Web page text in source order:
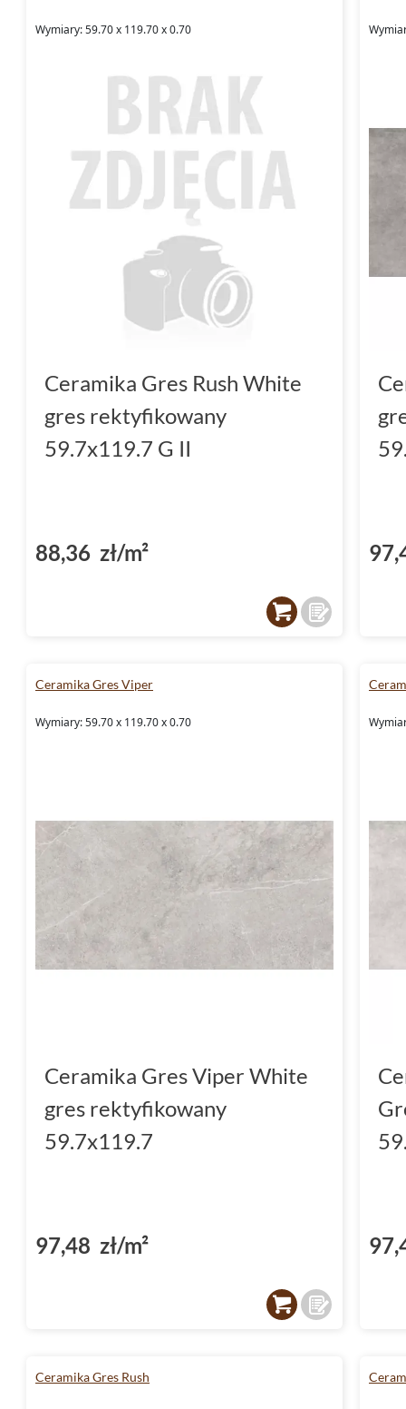
Wymiary: 59.70 x 119.70 x 0.70
Ceramika Gres Rush White
gres rektyfikowany
59.7x119.7 G II
88,36 zł/m²
Ceramika Gres Viper
Wymiary: 59.70 x 119.70 x 0.70
Ceramika Gres Viper White
gres rektyfikowany
59.7x119.7
97,48 zł/m²
Ceramika Gres Rush